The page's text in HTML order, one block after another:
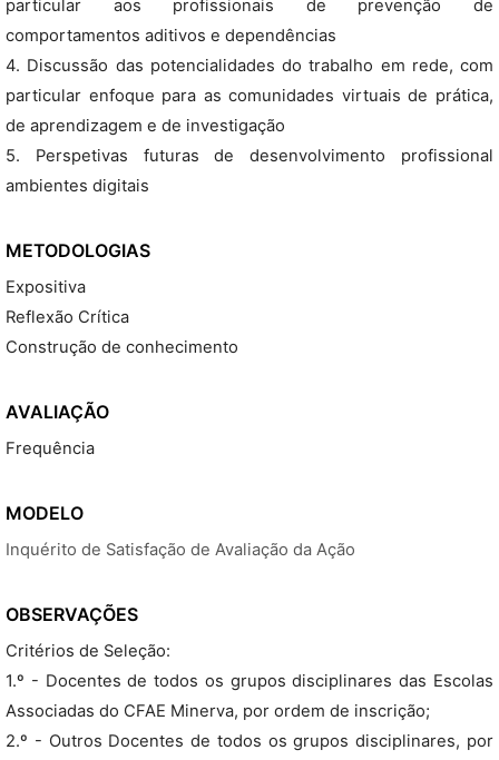
particular aos profissionais de prevenção de
comportamentos aditivos e dependências
4. Discussão das potencialidades do trabalho em rede, com
particular enfoque para as comunidades virtuais de prática,
de aprendizagem e de investigação
5. Perspetivas futuras de desenvolvimento profissional
ambientes digitais
METODOLOGIAS
Expositiva
Reflexão Crítica
Construção de conhecimento
AVALIAÇÃO
Frequência
MODELO
Inquérito de Satisfação de Avaliação da Ação
OBSERVAÇÕES
Critérios de Seleção:
1.º - Docentes de todos os grupos disciplinares das Escolas
Associadas do CFAE Minerva, por ordem de inscrição;
2.º - Outros Docentes de todos os grupos disciplinares, por